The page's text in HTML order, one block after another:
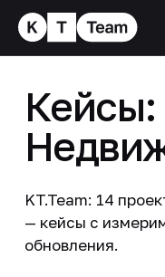
Кейсы:
KT.Team: 14
— кейсы с
обновления.